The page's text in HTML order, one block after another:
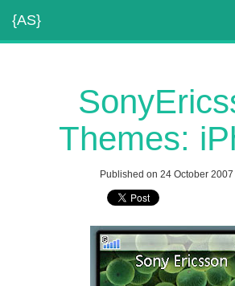
{AS}
Themes:
Published on 24 October